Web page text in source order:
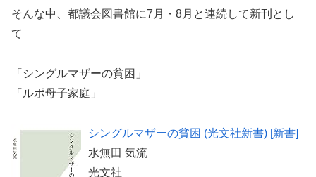
そんな中、都議会図書館に7月・8月と連続して新刊とし
て
「シングルマザーの貧困」
「ルポ母子家庭」
シングルマザーの貧困 (光文社新書) [新書]
水無田 気流
光文社